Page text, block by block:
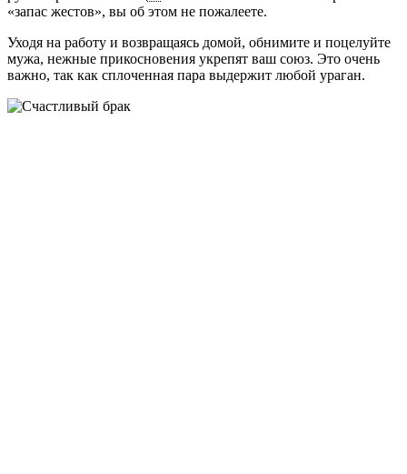
«запас жестов», вы об этом не пожалеете.
Уходя на работу и возвращаясь домой, обнимите и поцелуйте
мужа, нежные прикосновения укрепят ваш союз. Это очень
важно, так как сплоченная пара выдержит любой ураган.